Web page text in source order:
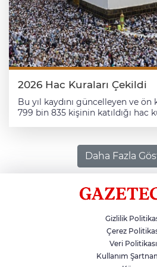
çıkacak hacılar, 27 Mayıs'ta
Bayramı'nı kutsal topraklarda idrak
yurda dönüş yolculuğu ise 31
Kafilelerin dönüşü 19 Haziran'a
2026 Hac Kuraları Çekildi
Bu yıl kaydını güncelleyen ve ön
799 bin 835 kişinin katıldığı hac
Konferans Salonu'nda, bilgisayar
huzurunda yapılan kura
hacı adayları ve yakınları katıldı. Hac kurası öncesi
konuşan Diyanet İşleri Başkanı
sonuçlarının hayırlara vesile
Hac ibadetinin İslam'ın temel
yüce dinimiz İslam'ın beş temel
hac ibadeti olduğunu haber
edileceğini ise hac mevsiminde
Müslümanlara öğretmiştir." dedi. "Hac, zaman ve
mekanın değerli bir imkan
Daha Fazla
Gizlilik
Çerez
Veri Politikası
Kullanım